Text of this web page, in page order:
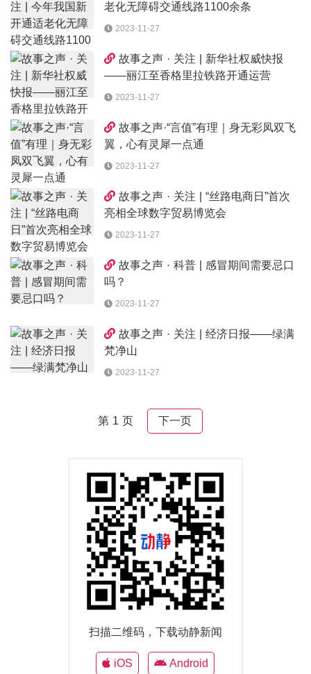
老化无障碍交通线路1100余条
2023-11-27
故事之声 · 关注 | 新华社权威快报
——丽江至香格里拉铁路开通运营
2023-11-27
故事之声·“言值”有理｜身无彩凤双飞
翼，心有灵犀一点通
2023-11-27
故事之声 · 关注 | “丝路电商日”首次
亮相全球数字贸易博览会
2023-11-27
故事之声 · 科普 | 感冒期间需要忌口
吗？
2023-11-27
故事之声 · 关注 | 经济日报——绿满
梵净山
2023-11-27
第 1 页 下一页
扫描二维码，下载动静新闻
iOS Android